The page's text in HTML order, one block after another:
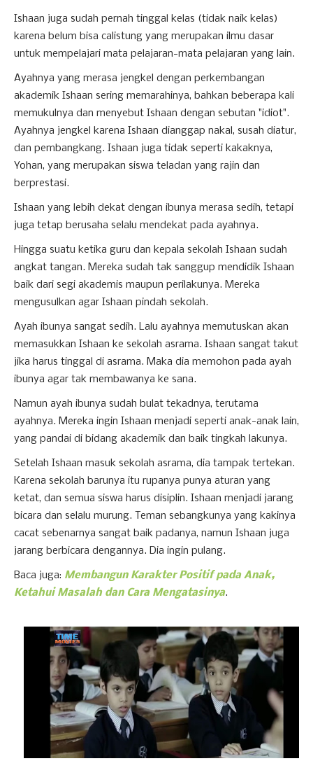
Ishaan juga sudah pernah tinggal kelas (tidak naik kelas)
karena belum bisa calistung yang merupakan ilmu dasar
untuk mempelajari mata pelajaran-mata pelajaran yang lain.
Ayahnya yang merasa jengkel dengan perkembangan
akademik Ishaan sering memarahinya, bahkan beberapa kali
memukulnya dan menyebut Ishaan dengan sebutan "idiot".
Ayahnya jengkel karena Ishaan dianggap nakal, susah diatur,
dan pembangkang. Ishaan juga tidak seperti kakaknya,
Yohan, yang merupakan siswa teladan yang rajin dan
berprestasi.
Ishaan yang lebih dekat dengan ibunya merasa sedih, tetapi
juga tetap berusaha selalu mendekat pada ayahnya.
Hingga suatu ketika guru dan kepala sekolah Ishaan sudah
angkat tangan. Mereka sudah tak sanggup mendidik Ishaan
baik dari segi akademis maupun perilakunya. Mereka
mengusulkan agar Ishaan pindah sekolah.
Ayah ibunya sangat sedih. Lalu ayahnya memutuskan akan
memasukkan Ishaan ke sekolah asrama. Ishaan sangat takut
jika harus tinggal di asrama. Maka dia memohon pada ayah
ibunya agar tak membawanya ke sana.
Namun ayah ibunya sudah bulat tekadnya, terutama
ayahnya. Mereka ingin Ishaan menjadi seperti anak-anak lain,
yang pandai di bidang akademik dan baik tingkah lakunya.
Setelah Ishaan masuk sekolah asrama, dia tampak tertekan.
Karena sekolah barunya itu rupanya punya aturan yang
ketat, dan semua siswa harus disiplin. Ishaan menjadi jarang
bicara dan selalu murung. Teman sebangkunya yang kakinya
cacat sebenarnya sangat baik padanya, namun Ishaan juga
jarang berbicara dengannya. Dia ingin pulang.
Baca juga: Membangun Karakter Positif pada Anak,
Ketahui Masalah dan Cara Mengatasinya.